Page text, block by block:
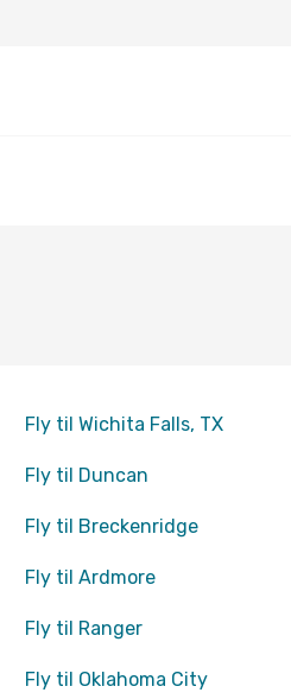
Fly til Wichita Falls, TX
Fly til Duncan
Fly til Breckenridge
Fly til Ardmore
Fly til Ranger
Fly til Oklahoma City